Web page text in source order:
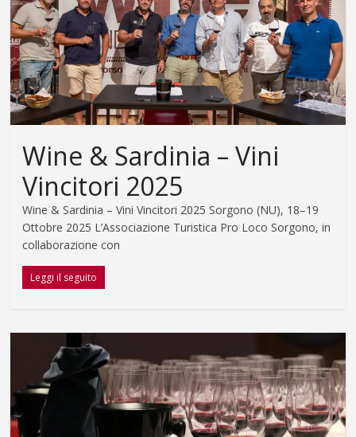
La
guida
definitiva
sui
vini
della
Sardegna
Wine & Sardinia – Vini
Vincitori 2025
Wine & Sardinia – Vini Vincitori 2025 Sorgono (NU), 18–19
Ottobre 2025 L’Associazione Turistica Pro Loco Sorgono, in
collaborazione con
Leggi il seguito